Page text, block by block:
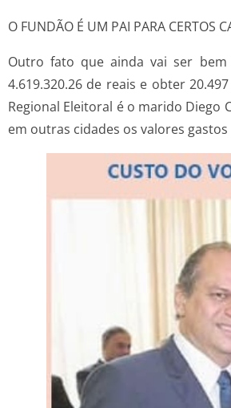
O FUNDÃO É UM PAI PARA CERTOS
Outro fato que ainda vai ser bem
4.619.320.26 de reais e obter
Regional Eleitoral é o marido Diego
em outras cidades os valores